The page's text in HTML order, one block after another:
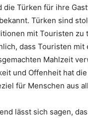
die Türken für ihre
Türken sind
mit Touristen zu
dass Touristen mit
Mahlzeit
und Offenheit hat
für Menschen aus
lässt sich sagen,